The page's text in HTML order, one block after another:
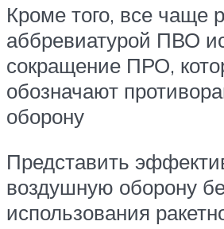
Кроме того, все чаще
аббревиатурой ПВО
сокращение ПРО,
обозначают
оборону
Представить
воздушную оборону
использования